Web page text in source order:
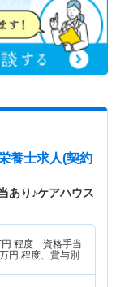
養士求人(契約
あり♪ケアハウス
程度 資格手当
万円 程度、賞与別